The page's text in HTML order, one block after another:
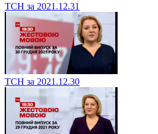
ТСН за 2021.12.31
ТСН за 2021.12.30